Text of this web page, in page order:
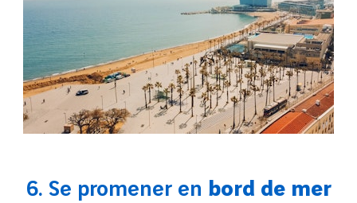
6. Se promener en bord de mer